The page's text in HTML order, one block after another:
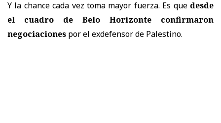
Y la chance cada vez toma mayor fuerza. Es que desde
el cuadro de Belo Horizonte confirmaron
negociaciones por el exdefensor de Palestino.